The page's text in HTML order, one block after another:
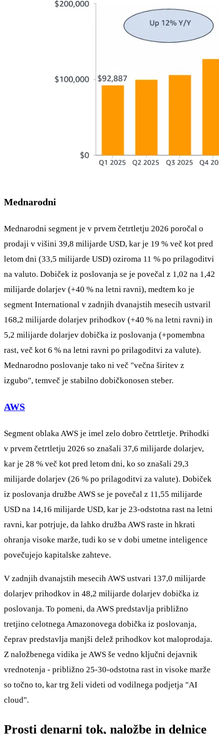
Mednarodni
Mednarodni segment je v prvem četrtletju 2026 poročal o
prodaji v višini 39,8 milijarde USD, kar je 19 % več kot pred
letom dni (33,5 milijarde USD) oziroma 11 % po prilagoditvi
na valuto. Dobiček iz poslovanja se je povečal z 1,02 na 1,42
milijarde dolarjev (+40 % na letni ravni), medtem ko je
segment International v zadnjih dvanajstih mesecih ustvaril
168,2 milijarde dolarjev prihodkov (+40 % na letni ravni) in
5,2 milijarde dolarjev dobička iz poslovanja (+pomembna
rast, več kot 6 % na letni ravni po prilagoditvi za valute).
Mednarodno poslovanje tako ni več "večna širitev z
izgubo", temveč je stabilno dobičkonosen steber.
AWS
Segment oblaka AWS je imel zelo dobro četrtletje. Prihodki
v prvem četrtletju 2026 so znašali 37,6 milijarde dolarjev,
kar je 28 % več kot pred letom dni, ko so znašali 29,3
milijarde dolarjev (26 % po prilagoditvi za valute). Dobiček
iz poslovanja družbe AWS se je povečal z 11,55 milijarde
USD na 14,16 milijarde USD, kar je 23-odstotna rast na letni
ravni, kar potrjuje, da lahko družba AWS raste in hkrati
ohranja visoke marže, tudi ko se v dobi umetne inteligence
povečujejo kapitalske zahteve.
V zadnjih dvanajstih mesecih AWS ustvari 137,0 milijarde
dolarjev prihodkov in 48,2 milijarde dolarjev dobička iz
poslovanja. To pomeni, da AWS predstavlja približno
tretjino celotnega Amazonovega dobička iz poslovanja,
čeprav predstavlja manjši delež prihodkov kot maloprodaja.
Z naložbenega vidika je AWS še vedno ključni dejavnik
vrednotenja - približno 25-30-odstotna rast in visoke marže
so točno to, kar trg želi videti od vodilnega podjetja "AI
cloud".
Prosti denarni tok, naložbe in delnice